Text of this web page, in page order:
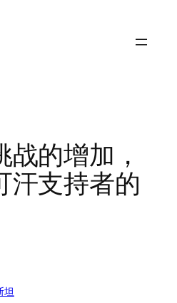
的增加，
汗支持者的
坦